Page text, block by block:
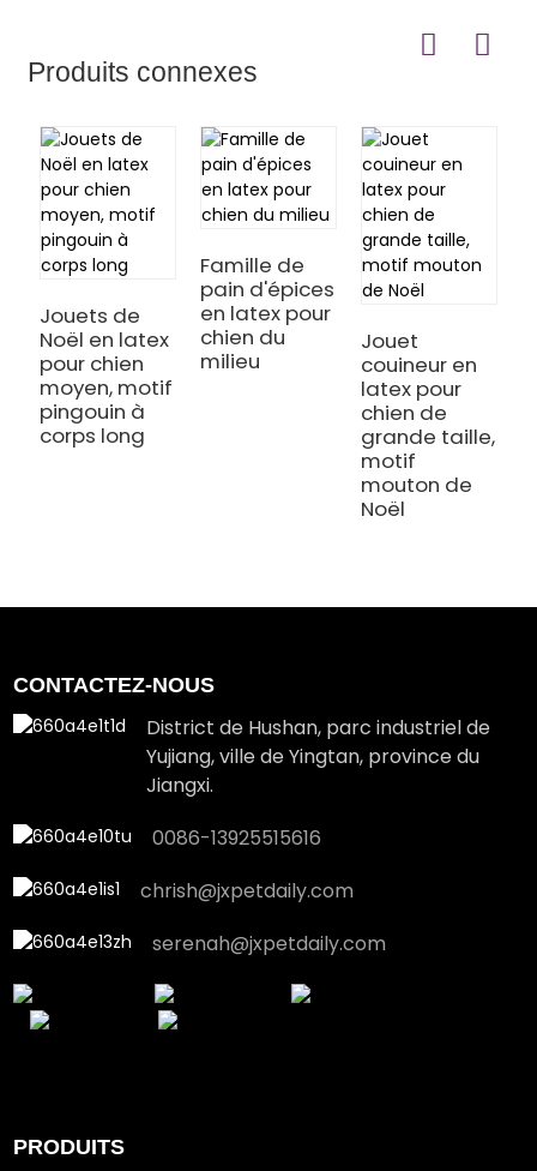
Produits connexes
Jouets de
Noël en latex
pour chien
moyen, motif
pingouin à
corps long
Famille de
pain d'épices
en latex pour
chien du
milieu
Jouet
couineur en
latex pour
chien de
grande taille,
motif
mouton de
Noël
CONTACTEZ-NOUS
District de Hushan, parc industriel de
Yujiang, ville de Yingtan, province du
Jiangxi.
0086-13925515616
chrish@jxpetdaily.com
serenah@jxpetdaily.com
PRODUITS